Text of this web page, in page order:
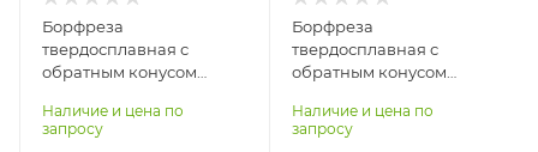
мм
34
Материал
стали, чугуны,
титан, латунь,
Борфреза
твердосплавная с
обратным конусом
Наличие и цена по
запросу
мм
38
Материал
стали, чугуны,
титан, латунь,
Борфреза
твердосплавная с
обратным конусом
Наличие и цена по
запросу